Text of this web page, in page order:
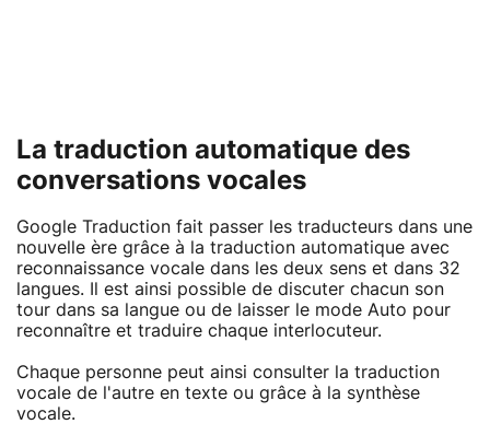
La traduction automatique des
conversations vocales
Google Traduction fait passer les traducteurs dans une
nouvelle ère grâce à la traduction automatique avec
reconnaissance vocale dans les deux sens et dans 32
langues. Il est ainsi possible de discuter chacun son
tour dans sa langue ou de laisser le mode Auto pour
reconnaître et traduire chaque interlocuteur.
Chaque personne peut ainsi consulter la traduction
vocale de l'autre en texte ou grâce à la synthèse
vocale.